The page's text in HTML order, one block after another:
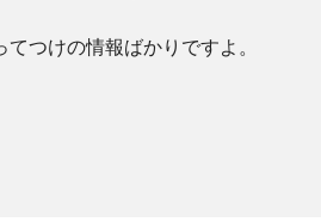
つけの情報ばかりですよ。